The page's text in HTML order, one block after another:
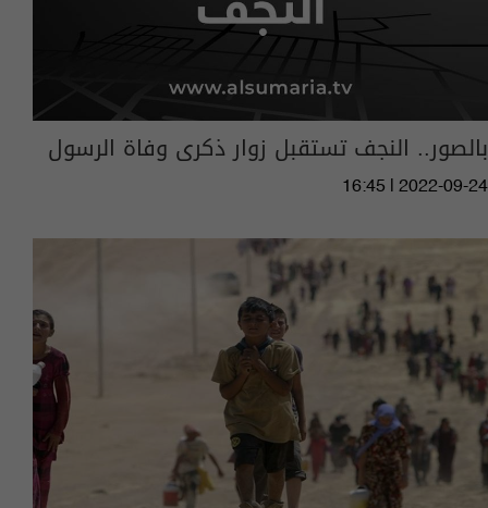
بالصور.. النجف تستقبل زوار ذكرى وفاة الرسول
16:45 | 2022-09-24